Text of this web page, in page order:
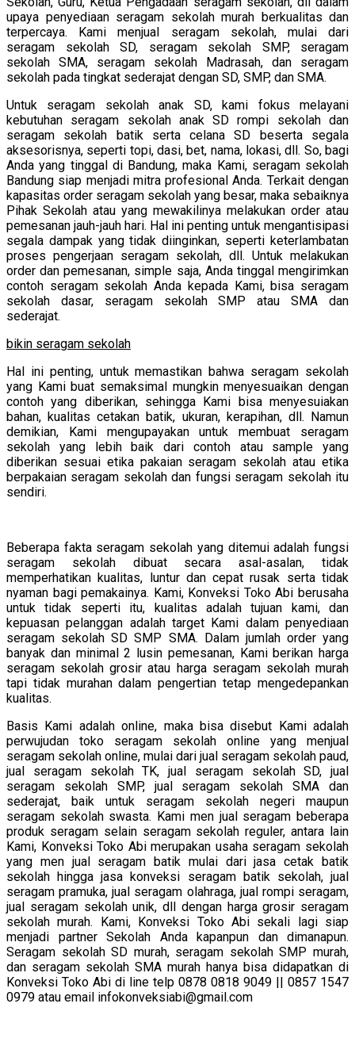
upaya penyediaan seragam sekolah murah berkualitas dan
terpercaya. Kami menjual seragam sekolah, mulai dari
seragam sekolah SD, seragam sekolah SMP, seragam
sekolah SMA, seragam sekolah Madrasah, dan seragam
sekolah pada tingkat sederajat dengan SD, SMP, dan SMA.
Untuk seragam sekolah anak SD, kami fokus melayani
kebutuhan seragam sekolah anak SD rompi sekolah dan
seragam sekolah batik serta celana SD beserta segala
aksesorisnya, seperti topi, dasi, bet, nama, lokasi, dll. So, bagi
Anda yang tinggal di Bandung, maka Kami, seragam sekolah
Bandung siap menjadi mitra profesional Anda. Terkait dengan
kapasitas order seragam sekolah yang besar, maka sebaiknya
Pihak Sekolah atau yang mewakilinya melakukan order atau
pemesanan jauh-jauh hari. Hal ini penting untuk mengantisipasi
segala dampak yang tidak diinginkan, seperti keterlambatan
proses pengerjaan seragam sekolah, dll. Untuk melakukan
order dan pemesanan, simple saja, Anda tinggal mengirimkan
contoh seragam sekolah Anda kepada Kami, bisa seragam
sekolah dasar, seragam sekolah SMP atau SMA dan
sederajat.
bikin seragam sekolah
Hal ini penting, untuk memastikan bahwa seragam sekolah
yang Kami buat semaksimal mungkin menyesuaikan dengan
contoh yang diberikan, sehingga Kami bisa menyesuiakan
bahan, kualitas cetakan batik, ukuran, kerapihan, dll. Namun
demikian, Kami mengupayakan untuk membuat seragam
sekolah yang lebih baik dari contoh atau sample yang
diberikan sesuai etika pakaian seragam sekolah atau etika
berpakaian seragam sekolah dan fungsi seragam sekolah itu
sendiri.
Beberapa fakta seragam sekolah yang ditemui adalah fungsi
seragam sekolah dibuat secara asal-asalan, tidak
memperhatikan kualitas, luntur dan cepat rusak serta tidak
nyaman bagi pemakainya. Kami, Konveksi Toko Abi berusaha
untuk tidak seperti itu, kualitas adalah tujuan kami, dan
kepuasan pelanggan adalah target Kami dalam penyediaan
seragam sekolah SD SMP SMA. Dalam jumlah order yang
banyak dan minimal 2 lusin pemesanan, Kami berikan harga
seragam sekolah grosir atau harga seragam sekolah murah
tapi tidak murahan dalam pengertian tetap mengedepankan
kualitas.
Basis Kami adalah online, maka bisa disebut Kami adalah
perwujudan toko seragam sekolah online yang menjual
seragam sekolah online, mulai dari jual seragam sekolah paud,
jual seragam sekolah TK, jual seragam sekolah SD, jual
seragam sekolah SMP, jual seragam sekolah SMA dan
sederajat, baik untuk seragam sekolah negeri maupun
seragam sekolah swasta. Kami men jual seragam beberapa
produk seragam selain seragam sekolah reguler, antara lain
Kami, Konveksi Toko Abi merupakan usaha seragam sekolah
yang men jual seragam batik mulai dari jasa cetak batik
sekolah hingga jasa konveksi seragam batik sekolah, jual
seragam pramuka, jual seragam olahraga, jual rompi seragam,
jual seragam sekolah unik, dll dengan harga grosir seragam
sekolah murah. Kami, Konveksi Toko Abi sekali lagi siap
menjadi partner Sekolah Anda kapanpun dan dimanapun.
Seragam sekolah SD murah, seragam sekolah SMP murah,
dan seragam sekolah SMA murah hanya bisa didapatkan di
Konveksi Toko Abi di line telp 0878 0818 9049 || 0857 1547
0979 atau email infokonveksiabi@gmail.com